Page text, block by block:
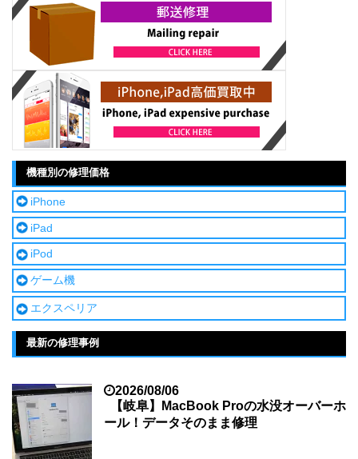
機種別の修理価格
iPhone
iPad
iPod
ゲーム機
エクスペリア
最新の修理事例
2026/08/06
【岐阜】MacBook Proの水没オーバーホ
ール！データそのまま修理